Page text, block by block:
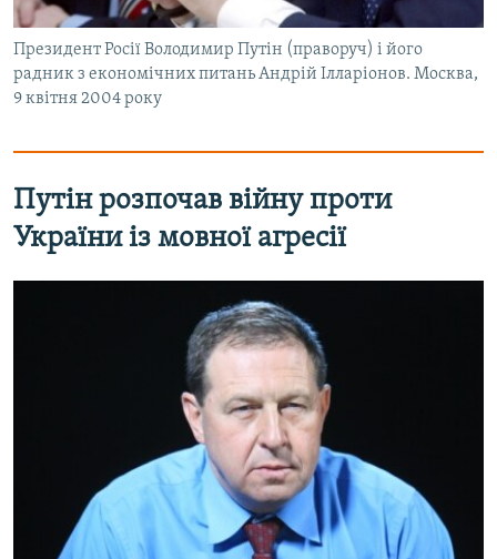
Президент Росії Володимир Путін (праворуч) і його
радник з економічних питань Андрій Ілларіонов. Москва,
9 квітня 2004 року
Путін розпочав війну проти
України із мовної агресії